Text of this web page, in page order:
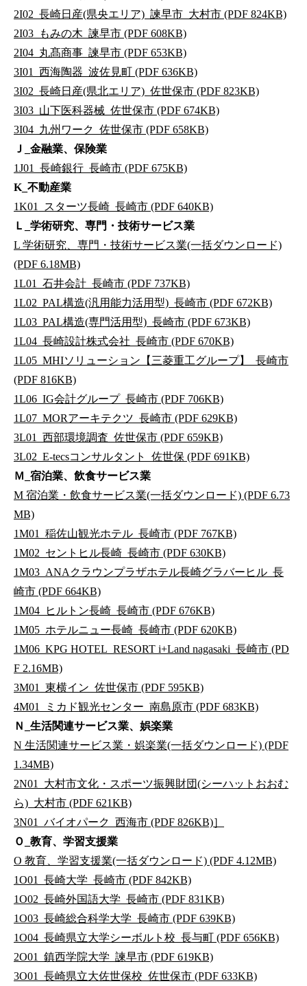
2I02_長崎日産(県央エリア)_諫早市_大村市 (PDF 824KB)
2I03_もみの木_諫早市 (PDF 608KB)
2I04_丸髙商事_諫早市 (PDF 653KB)
3I01_西海陶器_波佐見町 (PDF 636KB)
3I02_長崎日産(県北エリア)_佐世保市 (PDF 823KB)
3I03_山下医科器械_佐世保市 (PDF 674KB)
3I04_九州ワーク_佐世保市 (PDF 658KB)
Ｊ_金融業、保険業
1J01_長崎銀行_長崎市 (PDF 675KB)
K_不動産業
1K01_スターツ長崎_長崎市 (PDF 640KB)
Ｌ_学術研究、専門・技術サービス業
L 学術研究、専門・技術サービス業(一括ダウンロード)
(PDF 6.18MB)
1L01_石井会計_長崎市 (PDF 737KB)
1L02_PAL構造(汎用能力活用型)_長崎市 (PDF 672KB)
1L03_PAL構造(専門活用型)_長崎市 (PDF 673KB)
1L04_長崎設計株式会社_長崎市 (PDF 670KB)
1L05_MHIソリューション【三菱重工グループ】_長崎市
(PDF 816KB)
1L06_IG会計グループ_長崎市 (PDF 706KB)
1L07_MORアーキテクツ_長崎市 (PDF 629KB)
3L01_西部環境調査_佐世保市 (PDF 659KB)
3L02_E-tecsコンサルタント_佐世保 (PDF 691KB)
Ｍ_宿泊業、飲食サービス業
M 宿泊業・飲食サービス業(一括ダウンロード) (PDF 6.73
MB)
1M01_稲佐山観光ホテル_長崎市 (PDF 767KB)
1M02_セントヒル長崎_長崎市 (PDF 630KB)
1M03_ANAクラウンプラザホテル長崎グラバーヒル_長
崎市 (PDF 664KB)
1M04_ヒルトン長崎_長崎市 (PDF 676KB)
1M05_ホテルニュー長崎_長崎市 (PDF 620KB)
1M06_KPG HOTEL_RESORT i+Land nagasaki_長崎市 (PD
F 2.16MB)
3M01_東横イン_佐世保市 (PDF 595KB)
4M01_ミカド観光センター_南島原市 (PDF 683KB)
Ｎ_生活関連サービス業、娯楽業
N 生活関連サービス業・娯楽業(一括ダウンロード) (PDF
1.34MB)
2N01_大村市文化・スポーツ振興財団(シーハットおおむ
ら)_大村市 (PDF 621KB)
3N01_バイオパーク_西海市 (PDF 826KB)］
Ｏ_教育、学習支援業
O 教育、学習支援業(一括ダウンロード) (PDF 4.12MB)
1O01_長崎大学_長崎市 (PDF 842KB)
1O02_長崎外国語大学_長崎市 (PDF 831KB)
1O03_長崎総合科学大学_長崎市 (PDF 639KB)
1O04_長崎県立大学シーボルト校_長与町 (PDF 656KB)
2O01_鎮西学院大学_諫早市 (PDF 619KB)
3O01_長崎県立大佐世保校_佐世保市 (PDF 633KB)